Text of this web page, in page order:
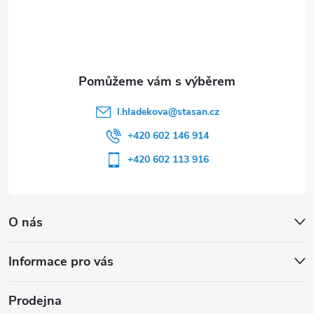
O nás
Informace pro vás
l.hladekova@stasan.cz
+420 602 146 914
+420 602 113 916
Prodejna